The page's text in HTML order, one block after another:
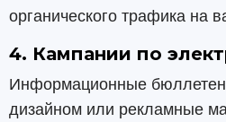
органического трафика на
4. Кампании по
Информационные
дизайном или рекламные